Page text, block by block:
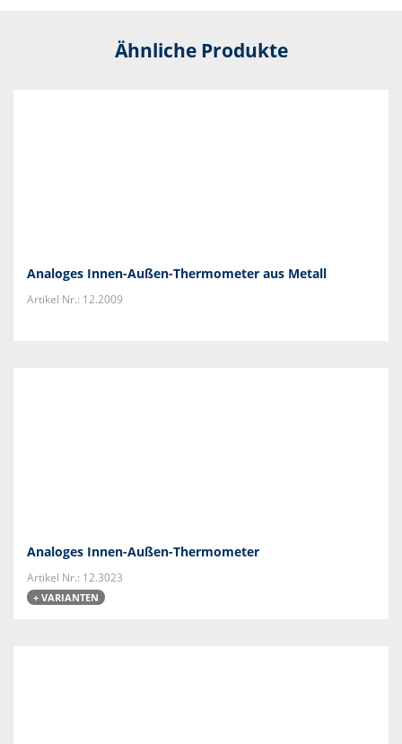
Ähnliche Produkte
Analoges Innen-Außen-Thermometer aus Metall
Artikel Nr.: 12.2009
Analoges Innen-Außen-Thermometer
Artikel Nr.: 12.3023
+ VARIANTEN